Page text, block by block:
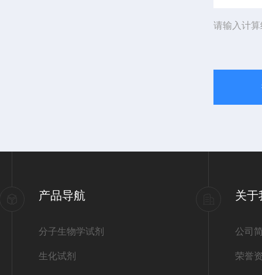
请输入计
产品导航
分子生物学试剂
生化试剂
关于
公司
荣誉